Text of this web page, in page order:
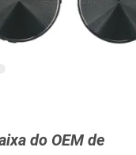
do OEM de